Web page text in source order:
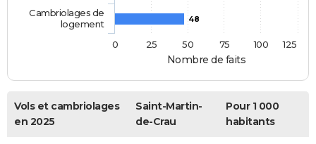
Nombre de faits
48
Cambriolages de
logement
0
100
25 50 75 125
Vols et cambriolages
en 2025
Saint-Martin-
de-Crau
Pour 1 000
habitants